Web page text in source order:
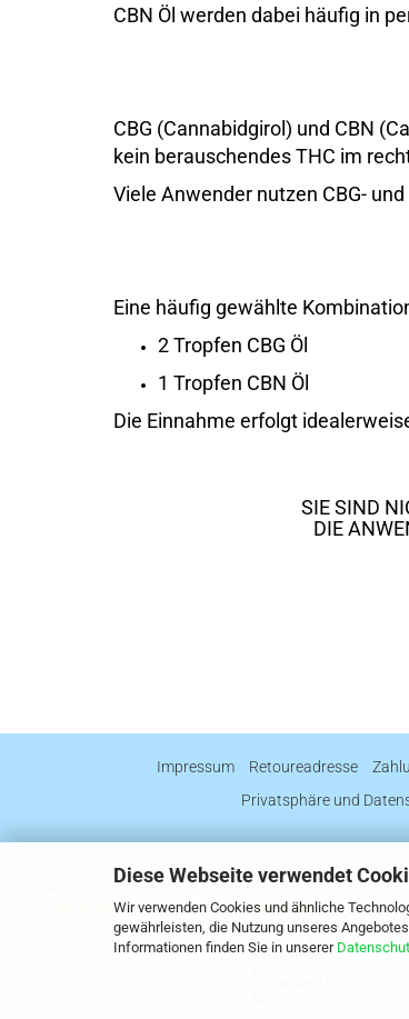
Diese Webseite verwendet
Wir verwenden Cookies und ähnliche
gewährleisten, die Nutzung unseres
Informationen finden Sie in unserer
CBN Öl werden dabei häufig in
CBG (Cannabidgirol) und CBN
kein berauschendes THC im
Viele Anwender nutzen CBG-
Eine häufig gewählte
2 Tropfen CBG Öl
1 Tropfen CBN Öl
Die Einnahme erfolgt
SIE SIND
DIE
Impressum Retoureadresse
Privatsphäre und
29.07.26▼
bestelle schon seit 10
22.07.26▼
Klasse telefonische
Beratung , toller Service
und stimmige